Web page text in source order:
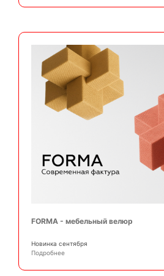
FORMA - мебельный велюр
Новинка сентября
Подробнее